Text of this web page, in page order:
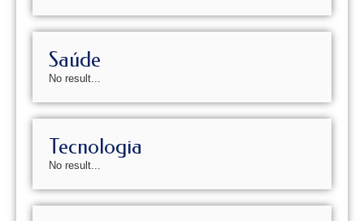
Saúde
No result...
Tecnologia
No result...